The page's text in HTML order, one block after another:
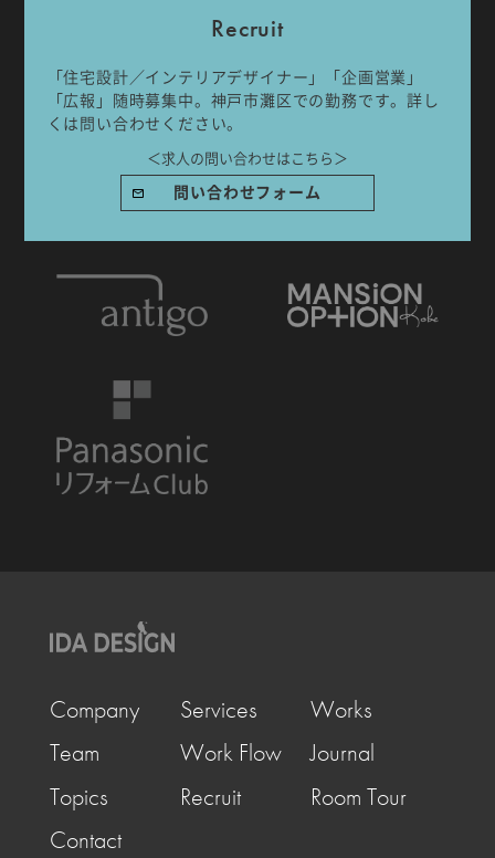
Recruit
「住宅設計／インテリアデザイナー」「企画営業」
「広報」随時募集中。神戸市灘区での勤務です。詳し
くは問い合わせください。
＜求人の問い合わせはこちら＞
問い合わせフォーム
Company Services
Works
Team
Work Flow
Journal
Topics
Recruit
Room Tour
Contact
兵庫県神戸市灘区水道筋6丁目7番18号 NK103ビル1F
TEL.078-861-2001（営業時間：09:00〜17:00 土日祝休み）